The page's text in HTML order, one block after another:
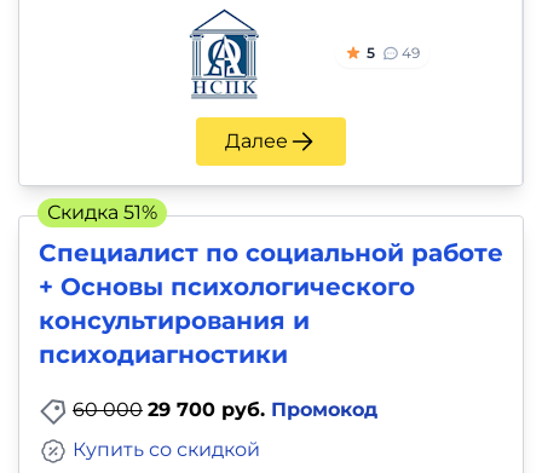
5 49
Далее
Специалист по социальной работе
+ Основы психологического
консультирования и
психодиагностики
60 000 29 700 руб. Промокод
Купить со скидкой
Скидка 51%